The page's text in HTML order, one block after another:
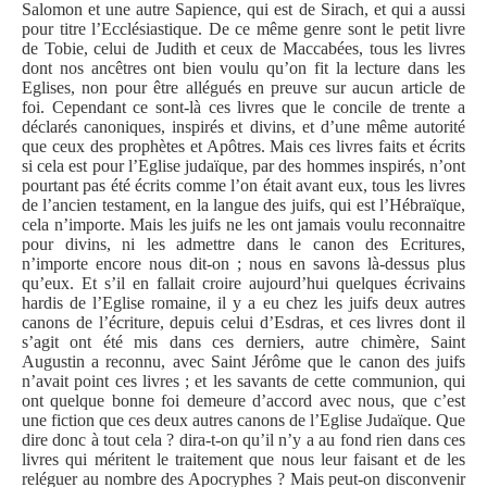
Salomon et une autre Sapience, qui est de Sirach, et qui a aussi
pour titre l’Ecclésiastique. De ce même genre sont le petit livre
de Tobie, celui de Judith et ceux de Maccabées, tous les livres
dont nos ancêtres ont bien voulu qu’on fit la lecture dans les
Eglises, non pour être allégués en preuve sur aucun article de
foi. Cependant ce sont-là ces livres que le concile de trente a
déclarés canoniques, inspirés et divins, et d’une même autorité
que ceux des prophètes et Apôtres. Mais ces livres faits et écrits
si cela est pour l’Eglise judaïque, par des hommes inspirés, n’ont
pourtant pas été écrits comme l’on était avant eux, tous les livres
de l’ancien testament, en la langue des juifs, qui est l’Hébraïque,
cela n’importe. Mais les juifs ne les ont jamais voulu reconnaitre
pour divins, ni les admettre dans le canon des Ecritures,
n’importe encore nous dit-on ; nous en savons là-dessus plus
qu’eux. Et s’il en fallait croire aujourd’hui quelques écrivains
hardis de l’Eglise romaine, il y a eu chez les juifs deux autres
canons de l’écriture, depuis celui d’Esdras, et ces livres dont il
s’agit ont été mis dans ces derniers, autre chimère, Saint
Augustin a reconnu, avec Saint Jérôme que le canon des juifs
n’avait point ces livres ; et les savants de cette communion, qui
ont quelque bonne foi demeure d’accord avec nous, que c’est
une fiction que ces deux autres canons de l’Eglise Judaïque. Que
dire donc à tout cela ? dira-t-on qu’il n’y a au fond rien dans ces
livres qui méritent le traitement que nous leur faisant et de les
reléguer au nombre des Apocryphes ? Mais peut-on disconvenir